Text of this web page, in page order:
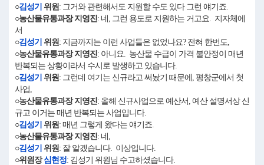
○김성기 위원: 그거와 관련해서도 지원할 수도 있다 그런 얘기죠.
○농산물유통과장 지영진: 네, 그런 용도로 지원하는 거고요. 지자체에
서
○김성기 위원: 지금까지는 이런 사업들은 없었나요? 전혀 한번도,
○농산물유통과장 지영진: 아니요. 농산물 수급이 가격 불안정이 매년
반복되는 상황이라서 수시로 발생하고 있습니다.
○김성기 위원: 그런데 여기는 신규라고 써놨기 때문에, 평창군에서 첫
사업,
○농산물유통과장 지영진: 올해 신규사업으로 예산서, 예산 설명서상 신
규고 이거는 매년 반복되는 사업입니다.
○김성기 위원: 매년 그렇게 왔다는 얘기죠.
○농산물유통과장 지영진: 네,
○김성기 위원: 잘 알겠습니다. 이상입니다.
○위원장심현정: 김성기 위원님 수고하셨습니다.